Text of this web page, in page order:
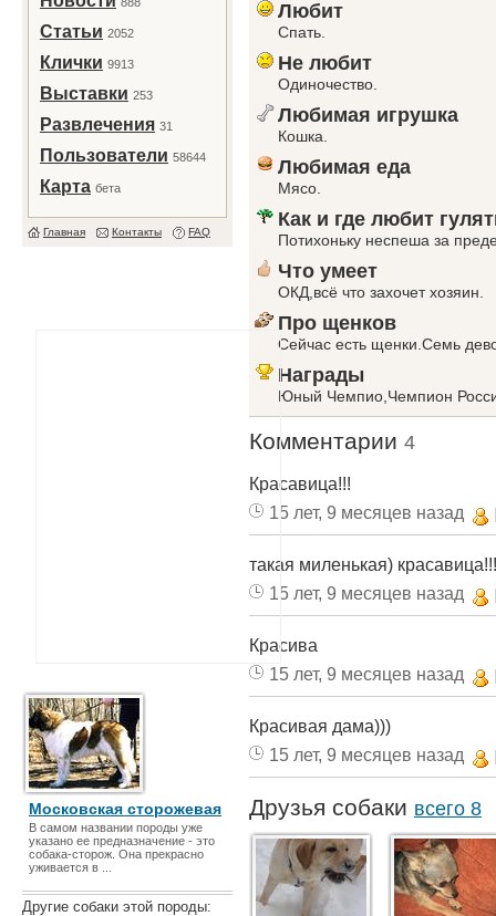
Статьи 2052
Клички 9913
Выставки 253
Развлечения 31
Пользователи 58644
Карта бета
Главная Контакты FAQ
Московская сторожевая
В самом названии породы уже
указано ее предназначение - это
собака-сторож. Она прекрасно
уживается в ...
Другие собаки этой породы:
Любит
Спать.
Не любит
Одиночество.
Любимая игрушка
Кошка.
Любимая еда
Мясо.
Как и где любит
Потихоньку неспеша за
Что умеет
ОКД,всё что захочет хозяин.
Про щенков
Сейчас есть щенки.Семь
Награды
Юный Чемпио,Чемпион
Комментарии 4
Красавица!!!
15 лет, 9 месяцев назад
такая миленькая) красавица!!!
15 лет, 9 месяцев назад
Красива
15 лет, 9 месяцев назад
Красивая дама)))
15 лет, 9 месяцев назад
Друзья собаки всего 8